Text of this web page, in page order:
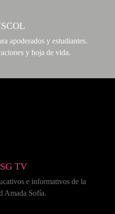
apoderados y estudiantes.
y hoja de vida.
TV
e informativos de la
Amada Sofía.